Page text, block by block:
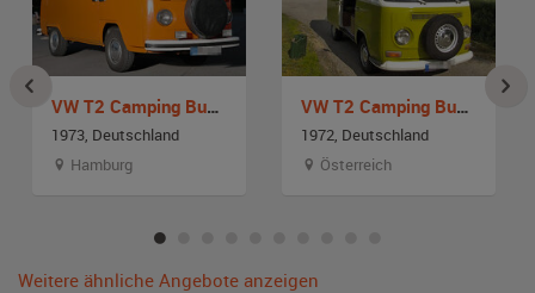
VW T2 Camping Bus Bulli
1973, Deutschland
Hamburg
VW T2 Camping Bus Bulli Westfalia
1972, Deutschland
Österreich
Weitere ähnliche Angebote anzeigen